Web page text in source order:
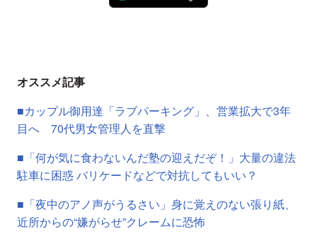
オススメ記事
■カップル御用達「ラブパーキング」、営業拡大で3年
目へ 70代男女管理人を直撃
■「何が気に食わないんだ塾の迎えだぞ！」大量の違法
駐車に困惑 バリケードなどで対抗してもいい？
■「夜中のアノ声がうるさい」身に覚えのない張り紙、
近所からの“嫌がらせ”クレームに恐怖